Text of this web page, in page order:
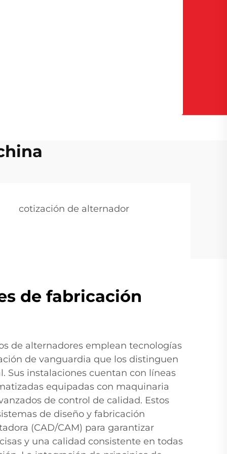
cotización de alternador
de fabricación
de alternadores emplean tecnologías
de vanguardia que los distinguen
Sus instalaciones cuentan con líneas
equipadas con maquinaria
de control de calidad. Estos
de diseño y fabricación
(CAD/CAM) para garantizar
y una calidad consistente en todas